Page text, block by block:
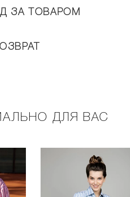
ЗА ТОВАРОМ
ДЛЯ ВАС